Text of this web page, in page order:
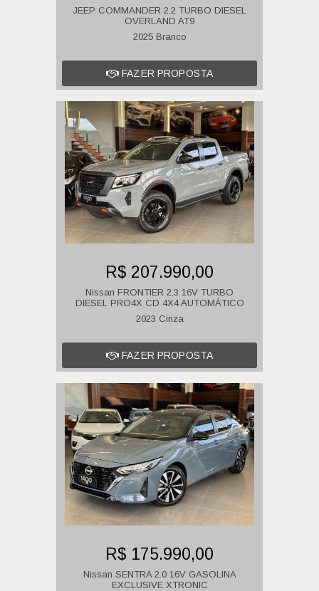
JEEP COMMANDER 2.2 TURBO DIESEL
OVERLAND AT9
2025 Branco
FAZER PROPOSTA
R$ 207.990,00
Nissan FRONTIER 2.3 16V TURBO
DIESEL PRO4X CD 4X4 AUTOMÁTICO
2023 Cinza
FAZER PROPOSTA
R$ 175.990,00
Nissan SENTRA 2.0 16V GASOLINA
EXCLUSIVE XTRONIC